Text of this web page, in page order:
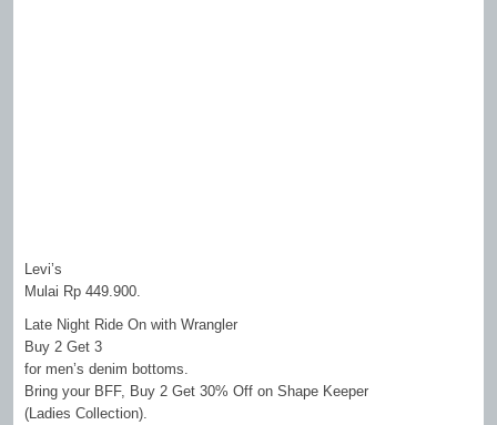
Levi’s
Mulai Rp 449.900.
Late Night Ride On with Wrangler
Buy 2 Get 3
for men’s denim bottoms.
Bring your BFF, Buy 2 Get 30% Off on Shape Keeper
(Ladies Collection).